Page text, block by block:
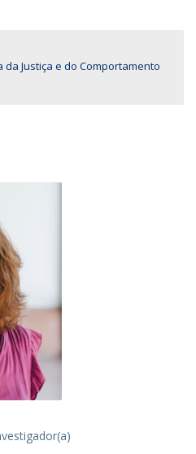
da Justiça e do Comportamento